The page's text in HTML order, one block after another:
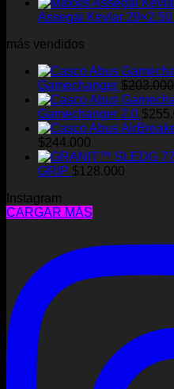
Assegai Kevlar
más vendidos
Gamechanger $203.000
Gamechanger 2.0 $
$244.000
GRIP $128.000
Instagram
CARGAR MÁS